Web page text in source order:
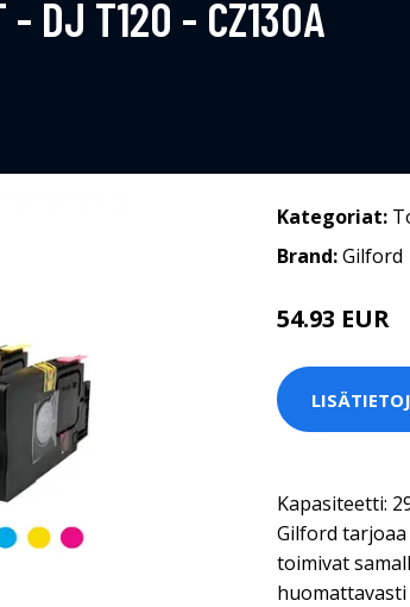
- DJ T120 - CZ130A
Kategoriat:
Brand:Gilford
54.93 EUR
Kapasiteetti:
Gilford
toimivat